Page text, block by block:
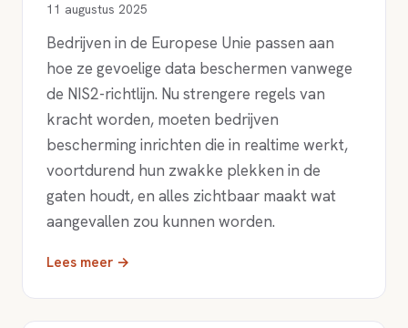
11 augustus 2025
Bedrijven in de Europese Unie passen aan
hoe ze gevoelige data beschermen vanwege
de NIS2-richtlijn. Nu strengere regels van
kracht worden, moeten bedrijven
bescherming inrichten die in realtime werkt,
voortdurend hun zwakke plekken in de
gaten houdt, en alles zichtbaar maakt wat
aangevallen zou kunnen worden.
Lees meer →